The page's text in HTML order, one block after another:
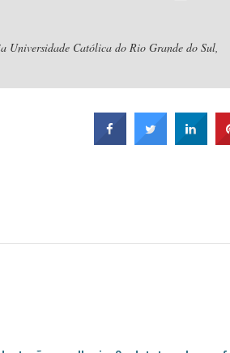
Universidade Católica do Rio Grande do Sul,